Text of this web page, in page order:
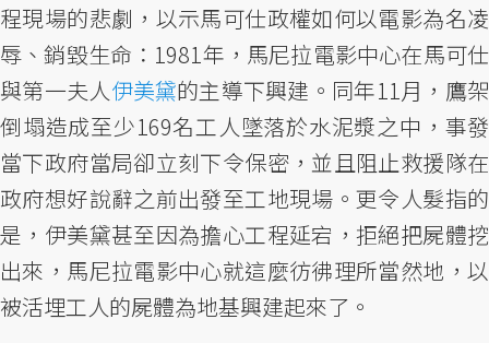
程現場的悲劇，以示馬可仕政權如何以電影為名凌
辱、銷毀生命：1981年，馬尼拉電影中心在馬可仕
與第一夫人伊美黛的主導下興建。同年11月，鷹架
倒塌造成至少169名工人墜落於水泥漿之中，事發
當下政府當局卻立刻下令保密，並且阻止救援隊在
政府想好說辭之前出發至工地現場。更令人髮指的
是，伊美黛甚至因為擔心工程延宕，拒絕把屍體挖
出來，馬尼拉電影中心就這麼彷彿理所當然地，以
被活埋工人的屍體為地基興建起來了。